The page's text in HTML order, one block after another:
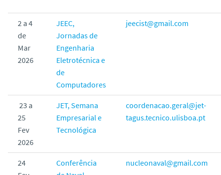
2 a 4
de
Mar
2026
JEEC,
Jornadas de
Engenharia
Eletrotécnica e
de
Computadores
jeecist@gmail.com
23 a
25
Fev
2026
JET, Semana
Empresarial e
Tecnológica
coordenacao.geral@jet-
tagus.tecnico.ulisboa.pt
24
Conferência
nucleonaval@gmail.com